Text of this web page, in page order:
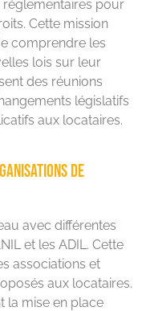
réglementaires pour
Cette mission
comprendre les
lois sur leur
des réunions
législatifs
aux locataires.
de
avec différentes
et les ADIL. Cette
associations et
aux locataires.
la mise en place